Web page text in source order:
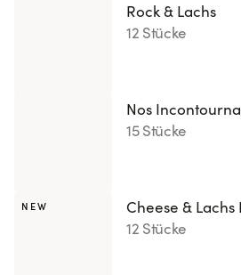
Rock & Lachs
12 Stücke
Nos
15 Stücke
NEW
Cheese & Lachs
12 Stücke